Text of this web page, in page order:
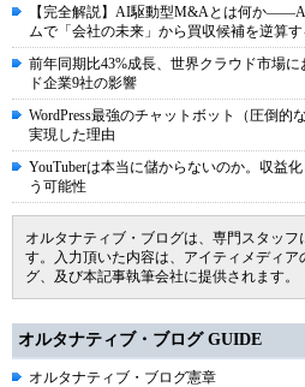
【完全解説】AI駆動型M&Aとは何か
ムで「会社の未来」から買収候補を逆算す
前年同期比43%成長、世界クラウド市場
ド企業9社の影響
WordPress最強のチャットボット（圧倒的
実現した理由
YouTuberは本当に儲からないのか。収益
う可能性
オルタナティブ・ブログは、専門スタッフ
す。入力頂いた内容は、アイティメディア
グ、及び本記事執筆会社に提供されます。
オルタナティブ・ブログ GUIDE
オルタナティブ・ブログ憲章